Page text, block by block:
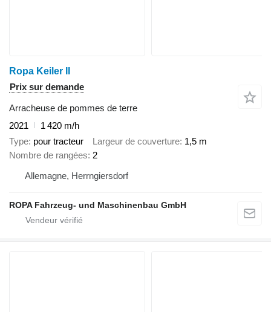
Ropa Keiler II
Prix sur demande
Arracheuse de pommes de terre
2021
1 420 m/h
Type pour tracteur Largeur de couverture 1,5 m
Nombre de rangées 2
Allemagne, Herrngiersdorf
ROPA Fahrzeug- und Maschinenbau GmbH